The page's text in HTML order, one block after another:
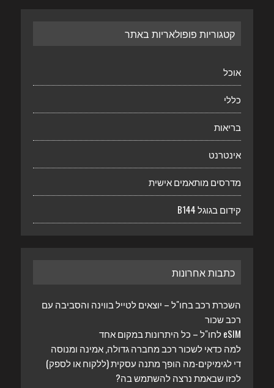
קטגוריות פופולאריות באתר
אוכל
כללי
בריאות
אינטרנט
מדרסים מותאמים אישית
קידום בגוגל B144
כתבות אחרונות
השכרת רכב בחו"ל – יוצאים לטייל בווינה והסביבה עם
רכב שכור
eSIM לחו"ל – כל היתרונות במקום אחד
למה כדאי לשכור רכב מחברה גדולה, אמינה ומנוסה
די לגימיקים-מה הופך מתנה עסקית (ללקוח או לספק)
לכזו שבאמת נרצה להשתמש בה?